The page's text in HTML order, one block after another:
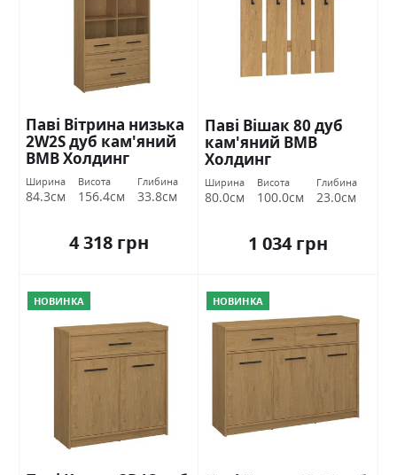
Паві Вітрина низька
2W2S дуб кам'яний
ВМВ Холдинг
Ширина
84.3см
Висота
156.4см
Глибина
33.8см
4 318 грн
Паві Вішак 80 дуб
кам'яний ВМВ
Холдинг
Ширина
80.0см
Висота
100.0см
Глибина
23.0см
1 034 грн
НОВИНКА НОВИНКА